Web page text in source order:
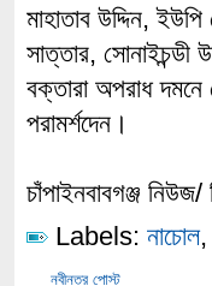
মাহাতাব উদ্দিন,
সাত্তার, সোনাইচন্ডী
বক্তারা অপরাধ দমনে
পরামর্শদেন।
চাঁপাইনবাবগঞ্জ
Labels: নাচোল,
নবীনতর পোস্ট